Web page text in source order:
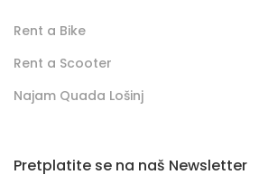
Rent a Bike
Rent a Scooter
Najam Quada Lošinj
Pretplatite se na naš Newsletter